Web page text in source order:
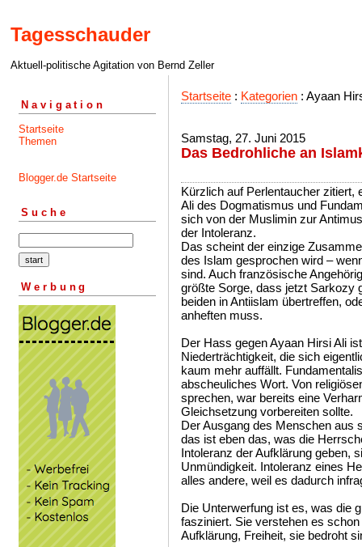
Tagesschauder
Aktuell-politische Agitation von Bernd Zeller
Navigation
Startseite
Themen
Blogger.de Startseite
Suche
Werbung
Startseite : Kategorien : Ayaan
Samstag, 27. Juni 2015
Das Bedrohliche an
Kürzlich auf Perlentaucher zitiert,
Ali des Dogmatismus und
sich von der Muslimin zur
der Intoleranz.
Das scheint der einzige
des Islam gesprochen wird –
sind. Auch französische
größte Sorge, dass jetzt Sarkozy
beiden in Antiislam übertreffen,
anheften muss.
Der Hass gegen Ayaan Hirsi Ali
Niederträchtigkeit, die sich
kaum mehr auffällt.
abscheuliches Wort. Von
sprechen, war bereits eine
Gleichsetzung vorbereiten sollte.
Der Ausgang des Menschen aus
das ist eben das, was die
Intoleranz der Aufklärung geben,
Unmündigkeit. Intoleranz eines
alles andere, weil es dadurch
Die Unterwerfung ist es, was die
fasziniert. Sie verstehen es
Aufklärung, Freiheit, sie bedroht